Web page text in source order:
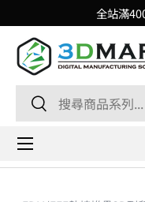
Skip to content
全站滿
Search
Search
Menu